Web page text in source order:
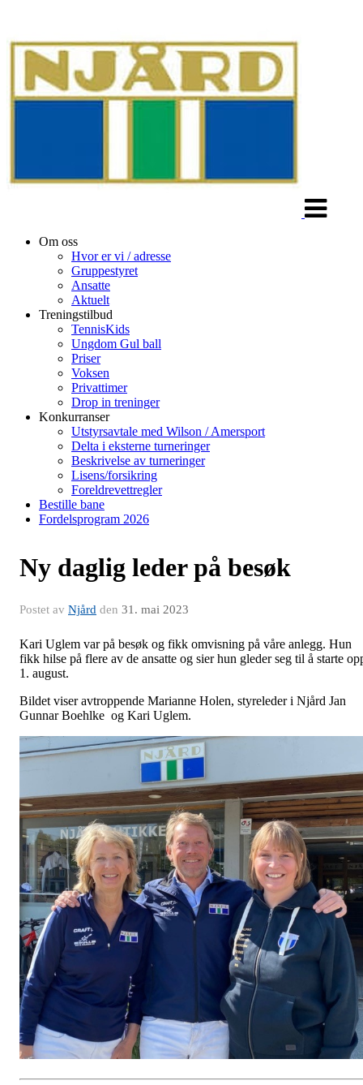
Om oss
Hvor er vi / adresse
Gruppestyret
Ansatte
Aktuelt
Treningstilbud
TennisKids
Ungdom Gul ball
Priser
Voksen
Privattimer
Drop in treninger
Konkurranser
Utstyrsavtale med Wilson / Amersport
Delta i eksterne turneringer
Beskrivelse av turneringer
Lisens/forsikring
Foreldrevettregler
Bestille bane
Fordelsprogram 2026
Ny daglig leder på besøk
Postet av Njård den 31. mai 2023
Kari Uglem var på besøk og fikk omvisning på våre anlegg. Hun
fikk hilse på flere av de ansatte og sier hun gleder seg til å starte
1. august.
Bildet viser avtroppende Marianne Holen, styreleder i Njård Jan
Gunnar Boehlke og Kari Uglem.